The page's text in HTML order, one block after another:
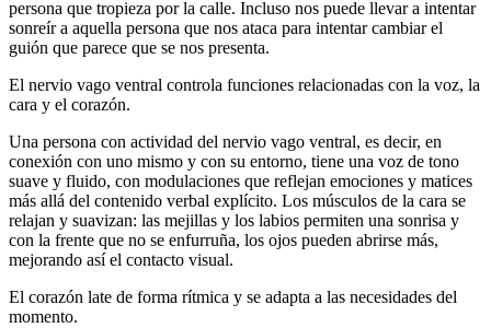
persona que tropieza por la calle. Incluso nos puede llevar a intentar
sonreír a aquella persona que nos ataca para intentar cambiar el
guión que parece que se nos presenta.
El nervio vago ventral controla funciones relacionadas con la voz, la
cara y el corazón.
Una persona con actividad del nervio vago ventral, es decir, en
conexión con uno mismo y con su entorno, tiene una voz de tono
suave y fluido, con modulaciones que reflejan emociones y matices
más allá del contenido verbal explícito. Los músculos de la cara se
relajan y suavizan: las mejillas y los labios permiten una sonrisa y
con la frente que no se enfurruña, los ojos pueden abrirse más,
mejorando así el contacto visual.
El corazón late de forma rítmica y se adapta a las necesidades del
momento.